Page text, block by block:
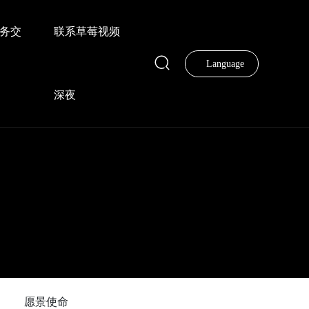
交 联系草莓视频
深夜
Language
愿景使命